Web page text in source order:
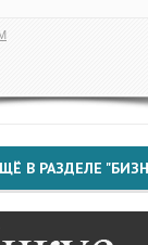
В РАЗДЕЛЕ